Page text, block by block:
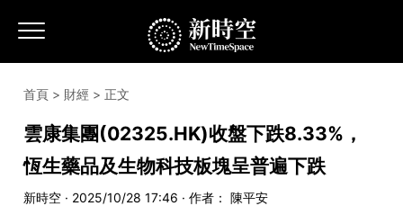
首頁 > 財經 > 正文
雲康集團(02325.HK)收盤下跌8.33%，
恆生藥品及生物科技板塊呈普遍下跌
新時空 · 2025/10/28 17:46 · 作者： 陳平安